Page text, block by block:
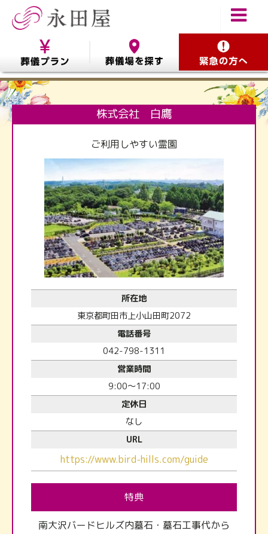
株式会社 白鷹
ご利用しやすい霊園
所在地
東京都町田市上小山田町2072
電話番号
042-798-1311
営業時間
9:00～17:00
定休日
なし
URL
https://www.bird-hills.com/guide
特典
南大沢バードヒルズ内墓石・墓石工事代から